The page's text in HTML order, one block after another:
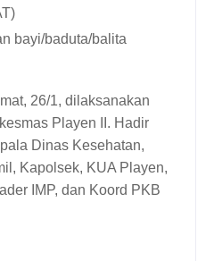
bayi/baduta/balita
26/1, dilaksanakan
Playen II. Hadir
Dinas Kesehatan,
Kapolsek, KUA Playen,
IMP, dan Koord PKB